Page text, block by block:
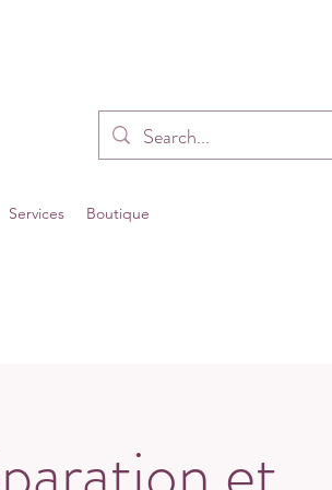
Services Boutique